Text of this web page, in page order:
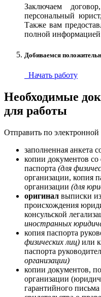
Заключаем
персональный
Также вам
полной
Добиваемся
Начать работу
Необходимые
для работы
Отправить по электронной
заполненная анкета
копии документов со
паспорта (для
организации, копия
организации (для
оригинал выписки
происхождения
консульской
иностранных
копия паспорта
физических лиц) или
паспорта
организации)
копии документов,
организации
гарантийного